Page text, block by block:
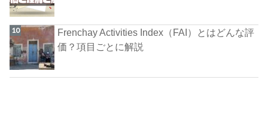
Frenchay Activities Index（FAI）とはどんな評
価？項目ごとに解説